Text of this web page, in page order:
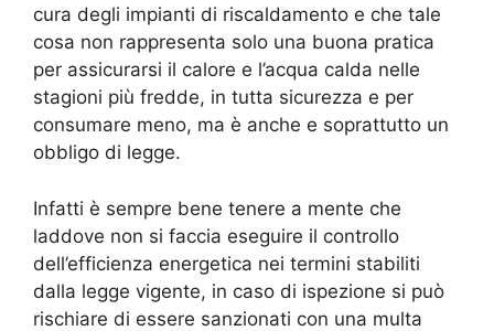
cura degli impianti di riscaldamento e che tale
cosa non rappresenta solo una buona pratica
per assicurarsi il calore e l’acqua calda nelle
stagioni più fredde, in tutta sicurezza e per
consumare meno, ma è anche e soprattutto un
obbligo di legge.
Infatti è sempre bene tenere a mente che
laddove non si faccia eseguire il controllo
dell’efficienza energetica nei termini stabiliti
dalla legge vigente, in caso di ispezione si può
rischiare di essere sanzionati con una multa